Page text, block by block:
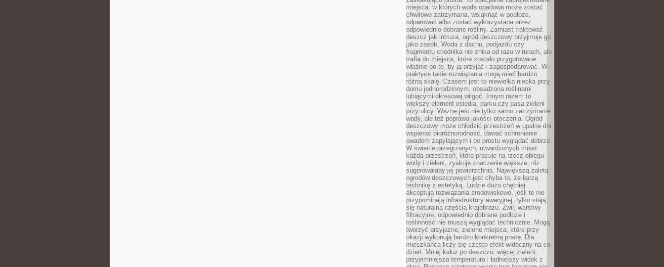
miejsca, w których woda opadowa może zostać
chwilowo zatrzymana, wsiąknąć w podłoże,
odparować albo zostać wykorzystana przez
odpowiednio dobrane rośliny. Zamiast traktować
deszcz jak intruza, ogród deszczowy przyjmuje go
jako zasób. Woda z dachu, podjazdu czy
fragmentu chodnika nie znika od razu w rurach, ale
trafia do miejsca, które zostało przygotowane
właśnie po to, by ją przyjąć i zagospodarować. W
praktyce takie rozwiązania mogą mieć bardzo
różną skalę. Czasem jest to niewielka niecka przy
domu jednorodzinnym, obsadzona roślinami
lubiącymi okresową wilgoć. Innym razem to
większy element osiedla, parku czy pasa zieleni
przy ulicy. Ważne jest nie tylko samo zatrzymanie
wody, ale też poprawa jakości otoczenia. Ogród
deszczowy może chłodzić przestrzeń w upalne dni,
wspierać bioróżnorodność, dawać schronienie
owadom zapylającym i po prostu wyglądać dobrze.
W świecie przegrzanych, utwardzonych miast
każda przestrzeń, która pracuje na rzecz obiegu
wody i zieleni, zyskuje znaczenie większe, niż
sugerowałaby jej powierzchnia. Największą zaletą
ogrodów deszczowych jest chyba to, że łączą
technikę z estetyką. Ludzie dużo chętniej
akceptują rozwiązania środowiskowe, jeśli te nie
przypominają infrastruktury awaryjnej, tylko stają
się naturalną częścią krajobrazu. Żwir, warstwy
filtracyjne, odpowiednio dobrane podłoże i
roślinność nie muszą wyglądać technicznie. Mogą
tworzyć przyjazne, zielone miejsca, które przy
okazji wykonują bardzo konkretną pracę. Dla
mieszkańca liczy się często efekt widoczny na co
dzień. Mniej kałuż po deszczu, więcej zieleni,
przyjemniejsza temperatura i ładniejszy widok z